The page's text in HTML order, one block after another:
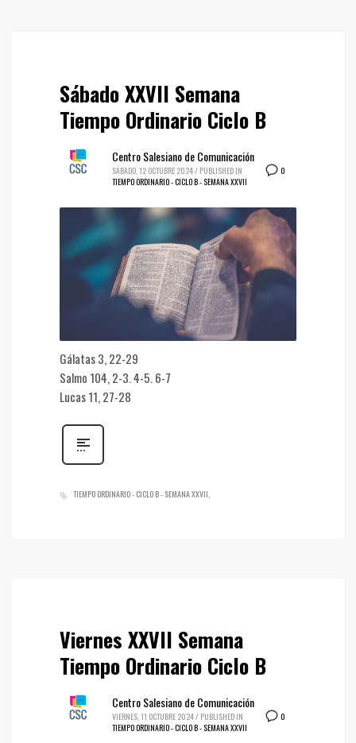
Sábado XXVII Semana
Tiempo Ordinario Ciclo B
0
Centro Salesiano de Comunicación
SÁBADO, 12 OCTUBRE 2024/ PUBLISHED IN
TIEMPO ORDINARIO - CICLO B - SEMANA XXVII
Gálatas 3, 22-29
Salmo 104, 2-3. 4-5. 6-7
Lucas 11, 27-28
TIEMPO ORDINARIO - CICLO B - SEMANA XXVII
Viernes XXVII Semana
Tiempo Ordinario Ciclo B
0
Centro Salesiano de Comunicación
VIERNES, 11 OCTUBRE 2024/ PUBLISHED IN
TIEMPO ORDINARIO - CICLO B - SEMANA XXVII